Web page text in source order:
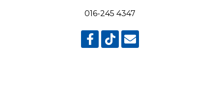
016-245 4347